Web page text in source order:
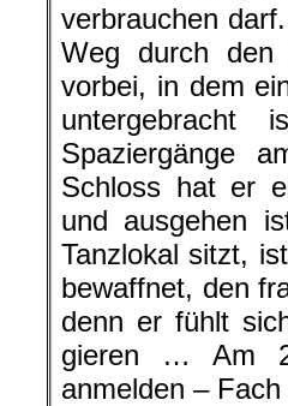
verbrauchen
Weg durch den
vorbei, in dem
Spaziergänge
Schloss hat er
und ausgehen
Tanzlokal sitzt,
bewaffnet, den
denn er fühlt
gieren … Am
anmelden –